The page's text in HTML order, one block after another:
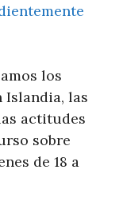
los
Islandia, las
actitudes
sobre
de 18 a